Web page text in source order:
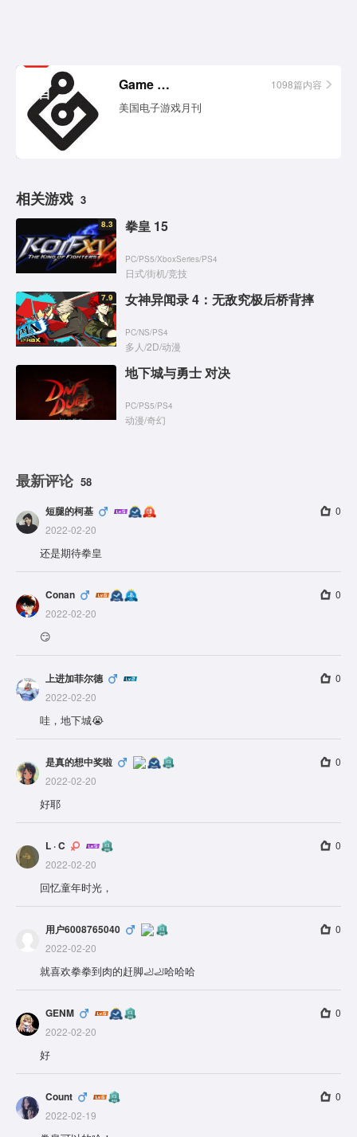
栏目
Game Informer 1098篇内容
美国电子游戏月刊
相关游戏 3
8.3 拳皇 15
PC/PS5/XboxSeries/PS4
日式/街机/竞技
7.9 女神异闻录 4：无敌究极后桥背摔
PC/NS/PS4
多人/2D/动漫
地下城与勇士 对决
PC/PS5/PS4
动漫/奇幻
最新评论 58
短腿的柯基
2022-02-20
0
还是期待拳皇
Conan
2022-02-20
0
😏
上进加菲尔德
2022-02-20
0
哇，地下城😭
是真的想中奖啦
2022-02-20
0
好耶
L · C
2022-02-20
0
回忆童年时光，
用户6008765040
2022-02-20
0
就喜欢拳拳到肉的赶脚🦶🦶哈哈哈
GENM
2022-02-20
0
好
Count
2022-02-19
0